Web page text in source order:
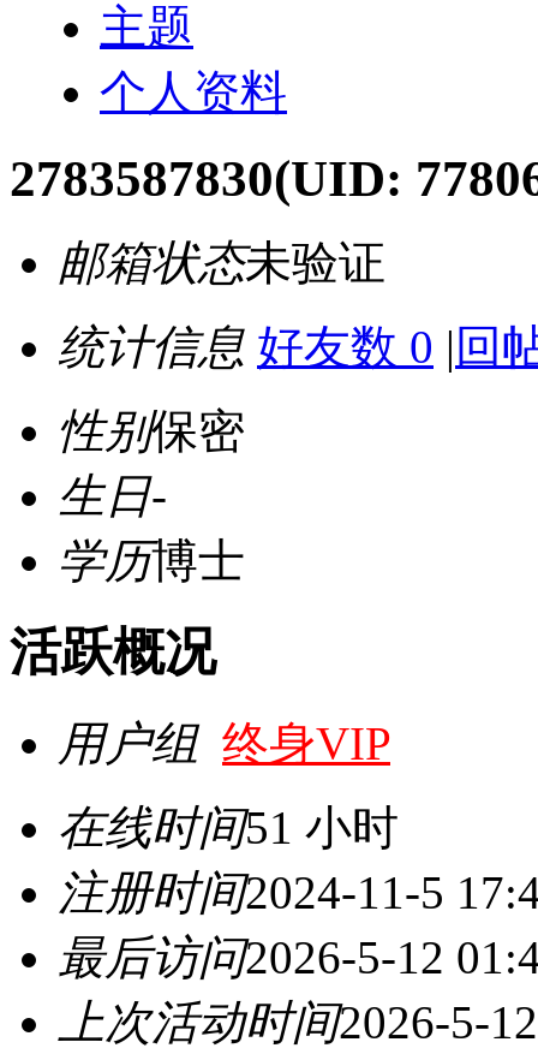
主题
个人资料
2783587830(UID:
邮箱状态未验证
统计信息 好友数 0 | 回
性别保密
生日-
学历博士
活跃概况
用户组 终身VIP
在线时间51 小时
注册时间2024-11-5
最后访问2026-5-12
上次活动时间2026-5-